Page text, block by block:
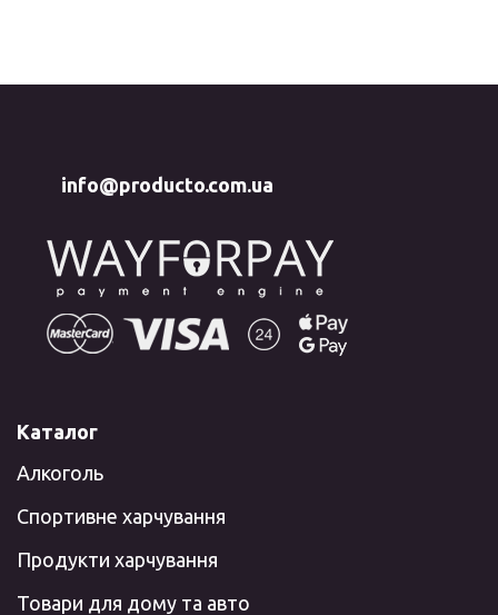
info@producto.com.ua
Каталог
Алкоголь
Спортивне харчування
Продукти харчування
Товари для дому та авто